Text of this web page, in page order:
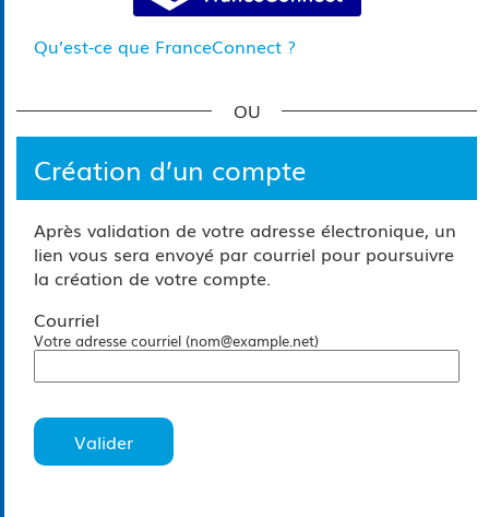
Qu’est-ce que FranceConnect ?
Création d’un compte
Après validation de votre adresse électronique, un
lien vous sera envoyé par courriel pour poursuivre
la création de votre compte.
Courriel
Votre adresse courriel (nom@example.net)
Valider